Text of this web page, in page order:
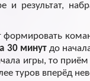
и результат,
формировать
30 минутдо
игры, то
туров вперёд